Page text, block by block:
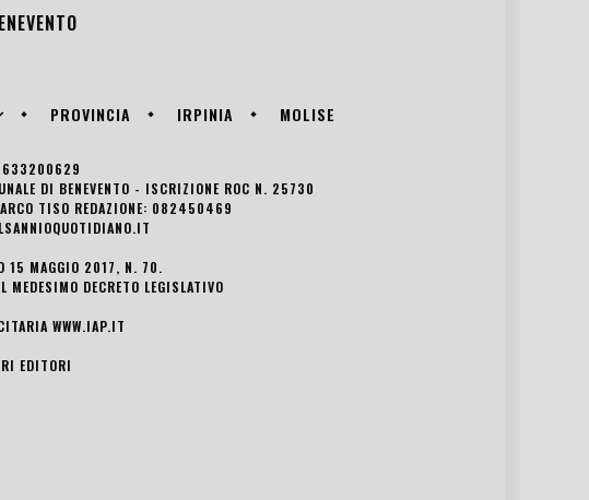
PROVINCIA IRPINIA MOLISE
DI BENEVENTO - ISCRIZIONE ROC N. 25730
TISO REDAZIONE: 082450469
15 MAGGIO 2017, N. 70.
MEDESIMO DECRETO LEGISLATIVO
WWW.IAP.IT
EDITORI